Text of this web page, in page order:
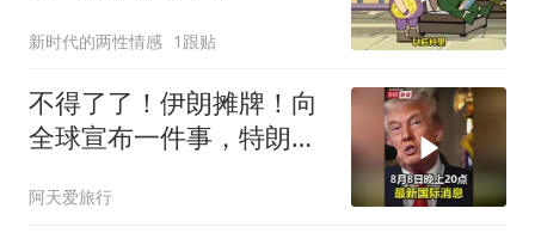
新时代的两性情感 1跟贴
不得了了！伊朗摊牌！向
全球宣布一件事，特朗普
阿天爱旅行